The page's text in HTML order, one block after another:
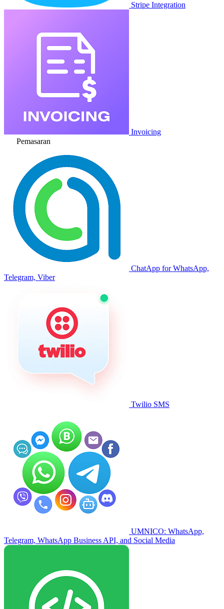
Stripe Integration
Invoicing
Pemasaran
ChatApp for WhatsApp,
Telegram, Viber
Twilio SMS
UMNICO: WhatsApp,
Telegram, WhatsApp Business API, and Social Media